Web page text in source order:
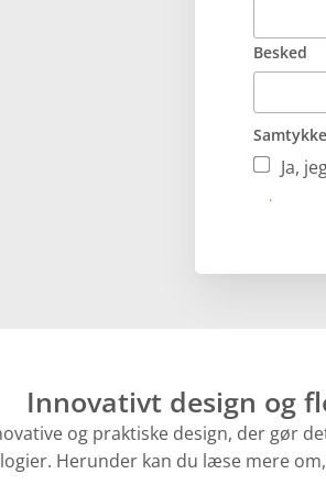
Besked
Ja,
Send
Innovativt design og
og praktiske design, der gør
Herunder kan du læse mere